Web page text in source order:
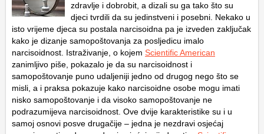
zdravlje i dobrobit, a dizali su ga tako što su
djeci tvrdili da su jedinstveni i posebni. Nekako u
isto vrijeme djeca su postala narcisoidna pa je izveden zaključak
kako je dizanje samopoštovanja za posljedicu imalo
narcisoidnost. Istraživanje, o kojem Scientific American
zanimljivo piše, pokazalo je da su narcisoidnost i
samopoštovanje puno udaljeniji jedno od drugog nego što se
misli, a i praksa pokazuje kako narcisoidne osobe mogu imati
nisko samopoštovanje i da visoko samopoštovanje ne
podrazumijeva narcisoidnost. Ove dvije karakteristike su i u
samoj osnovi posve drugačije – jedna je nezdravi osjećaj